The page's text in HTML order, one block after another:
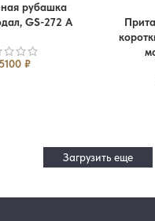
рубашка
GS-272 A
₽
4850
Загрузить еще